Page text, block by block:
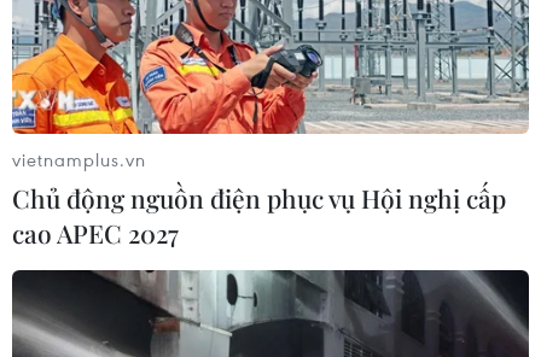
vietnamplus.vn
Chủ động nguồn điện phục vụ Hội nghị cấp
cao APEC 2027